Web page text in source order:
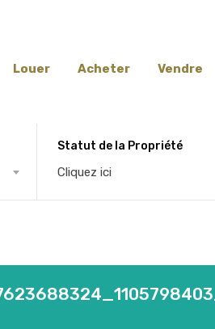
Louer Acheter Vendre
Statut de la Propriété
Cliquez ici